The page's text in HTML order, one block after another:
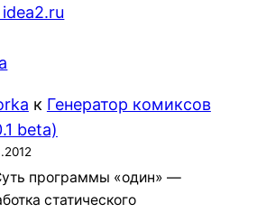
к Генератор комиксов
beta)
программы «один» —
статического